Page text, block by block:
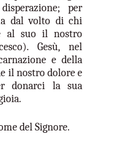
per
dal volto di chi
al suo il nostro
Gesù, nel
e della
il nostro dolore e
donarci la sua
del Signore.